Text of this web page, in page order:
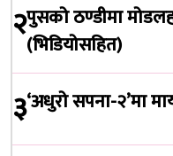
२पुसको ठण्डीमा
(भिडियोसहित)
३‘अधुरो सपना-२’मा